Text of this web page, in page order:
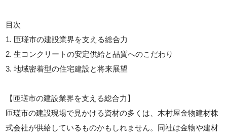
目次
1. 匝瑳市の建設業界を支える総合力
2. 生コンクリートの安定供給と品質へのこだわり
3. 地域密着型の住宅建設と将来展望
【匝瑳市の建設業界を支える総合力】
匝瑳市の建設現場で見かける資材の多くは、木村屋金物建材株
式会社が供給しているものかもしれません。同社は金物や建材